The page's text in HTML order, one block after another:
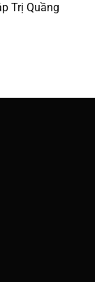
Trị Quầng